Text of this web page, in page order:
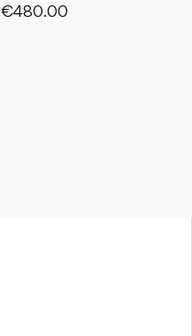
€480.00